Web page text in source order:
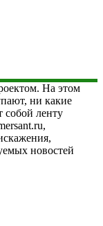
На этом
ни какие
собой ленту
новостей